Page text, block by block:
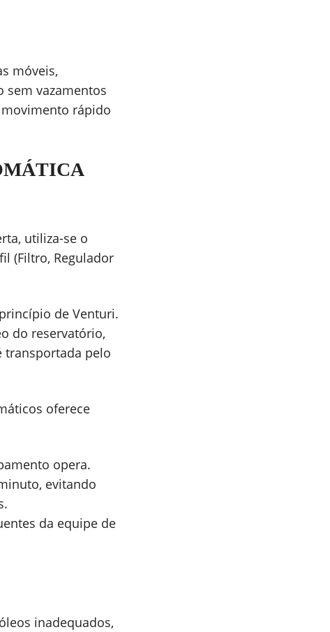
móveis,
sem vazamentos
rápido
utiliza-se o
(Filtro, Regulador
de Venturi.
do reservatório,
transportada pelo
oferece
opera.
evitando
da equipe de
inadequados,